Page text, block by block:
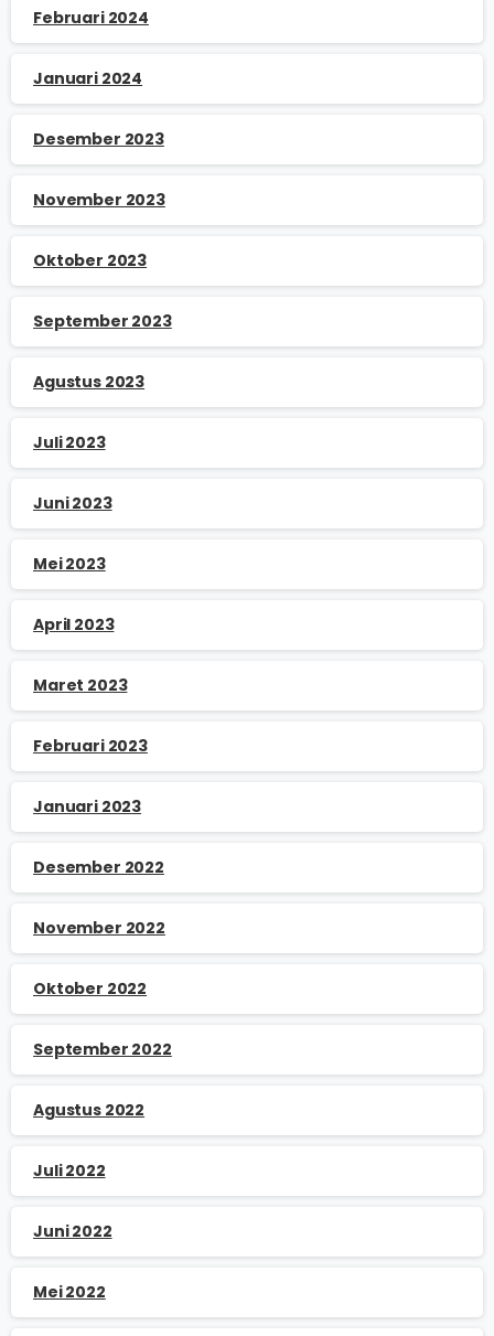
Februari 2024
Januari 2024
Desember 2023
November 2023
Oktober 2023
September 2023
Agustus 2023
Juli 2023
Juni 2023
Mei 2023
April 2023
Maret 2023
Februari 2023
Januari 2023
Desember 2022
November 2022
Oktober 2022
September 2022
Agustus 2022
Juli 2022
Juni 2022
Mei 2022